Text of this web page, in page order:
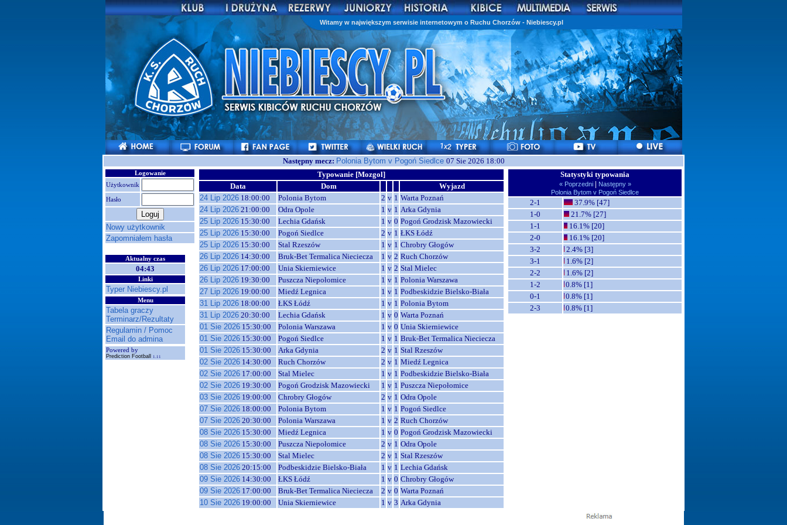
Witamy w największym serwisie internetowym o Ruchu Chorzów - Niebiescy.pl
Następny mecz: Polonia Bytom v Pogoń Siedlce 07 Sie 2026 18:00
Logowanie
Użytkownik
Hasło
Nowy użytkownik
Zapomniałem hasła
Aktualny czas
04:43
Linki
Typer Niebiescy.pl
Menu
Tabela graczy
Terminarz/Rezultaty
Regulamin / Pomoc
Email do admina
Powered by
Prediction Football 1.11
Typowanie [Mozgol]
Data
Dom
Wyjazd
24 Lip 2026 18:00:00 Polonia Bytom 2 v 1 Warta Poznań
24 Lip 2026 21:00:00 Odra Opole 1 v 1 Arka Gdynia
25 Lip 2026 15:30:00 Lechia Gdańsk 1 v 0 Pogoń Grodzisk Mazowiecki
25 Lip 2026 15:30:00 Pogoń Siedlce 2 v 1 ŁKS Łódź
25 Lip 2026 15:30:00 Stal Rzeszów 1 v 1 Chrobry Głogów
26 Lip 2026 14:30:00 Bruk-Bet Termalica Nieciecza 1 v 2 Ruch Chorzów
26 Lip 2026 17:00:00 Unia Skierniewice 1 v 2 Stal Mielec
26 Lip 2026 19:30:00 Puszcza Niepołomice 1 v 1 Polonia Warszawa
27 Lip 2026 19:00:00 Miedź Legnica 1 v 1 Podbeskidzie Bielsko-Biała
31 Lip 2026 18:00:00 ŁKS Łódź 1 v 1 Polonia Bytom
31 Lip 2026 20:30:00 Lechia Gdańsk 1 v 0 Warta Poznań
01 Sie 2026 15:30:00 Polonia Warszawa 1 v 0 Unia Skierniewice
01 Sie 2026 15:30:00 Pogoń Siedlce 1 v 1 Bruk-Bet Termalica Nieciecza
01 Sie 2026 15:30:00 Arka Gdynia 2 v 1 Stal Rzeszów
02 Sie 2026 14:30:00 Ruch Chorzów 2 v 1 Miedź Legnica
02 Sie 2026 17:00:00 Stal Mielec 1 v 1 Podbeskidzie Bielsko-Biała
02 Sie 2026 19:30:00 Pogoń Grodzisk Mazowiecki 1 v 1 Puszcza Niepołomice
03 Sie 2026 19:00:00 Chrobry Głogów 2 v 1 Odra Opole
07 Sie 2026 18:00:00 Polonia Bytom 1 v 1 Pogoń Siedlce
07 Sie 2026 20:30:00 Polonia Warszawa 1 v 2 Ruch Chorzów
08 Sie 2026 15:30:00 Miedź Legnica 1 v 0 Pogoń Grodzisk Mazowiecki
08 Sie 2026 15:30:00 Puszcza Niepołomice 2 v 1 Odra Opole
08 Sie 2026 15:30:00 Stal Mielec 2 v 1 Stal Rzeszów
08 Sie 2026 20:15:00 Podbeskidzie Bielsko-Biała 1 v 1 Lechia Gdańsk
09 Sie 2026 14:30:00 ŁKS Łódź 1 v 0 Chrobry Głogów
09 Sie 2026 17:00:00 Bruk-Bet Termalica Nieciecza 2 v 0 Warta Poznań
10 Sie 2026 19:00:00 Unia Skierniewice 1 v 3 Arka Gdynia
Statystyki typowania
« Poprzedni | Następny »
Polonia Bytom v Pogoń Siedlce
2-1
37.9% [47]
1-0
21.7% [27]
1-1
16.1% [20]
2-0
16.1% [20]
3-2
2.4% [3]
3-1
1.6% [2]
2-2
1.6% [2]
1-2
0.8% [1]
0-1
0.8% [1]
2-3
0.8% [1]